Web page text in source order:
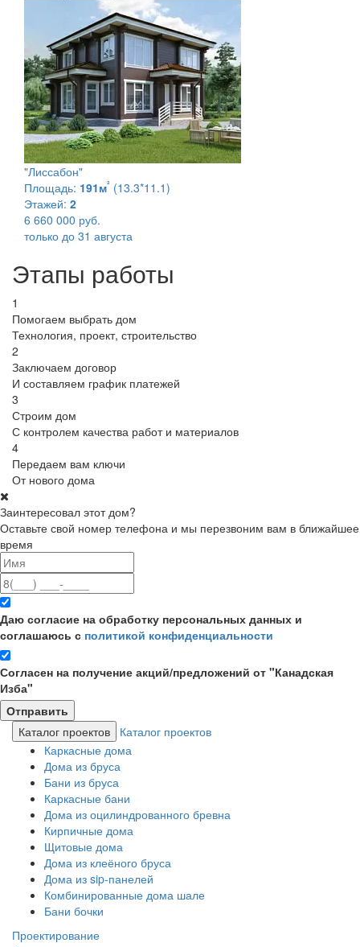
"Лиссабон"
Площадь: 191м² (13.3*11.1)
Этажей: 2
6 660 000 руб.
только до 31 августа
Этапы работы
1
Помогаем выбрать дом
Технология, проект, строительство
2
Заключаем договор
И составляем график платежей
3
Строим дом
С контролем качества работ и материалов
4
Передаем вам ключи
От нового дома
Заинтересовал этот дом?
Оставьте свой номер телефона и мы перезвоним вам в ближайшее
время
Даю согласие на обработку персональных данных и
соглашаюсь с политикой конфиденциальности
Согласен на получение акций/предложений от "Канадская
Изба"
Каталог проектов
Каталог проектов
Каркасные дома
Дома из бруса
Бани из бруса
Каркасные бани
Дома из оцилиндрованного бревна
Кирпичные дома
Щитовые дома
Дома из клеёного бруса
Дома из sip-панелей
Комбинированные дома шале
Бани бочки
Проектирование